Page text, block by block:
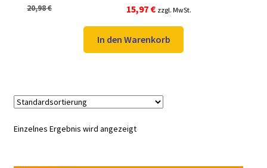
20,98€
Ursprünglicher
Preis
war:
20,98 €
15,97 €Aktueller
Preis
ist:
15,97 €.
zzgl. MwSt.
In den Warenkorb
Einzelnes Ergebnis wird angezeigt